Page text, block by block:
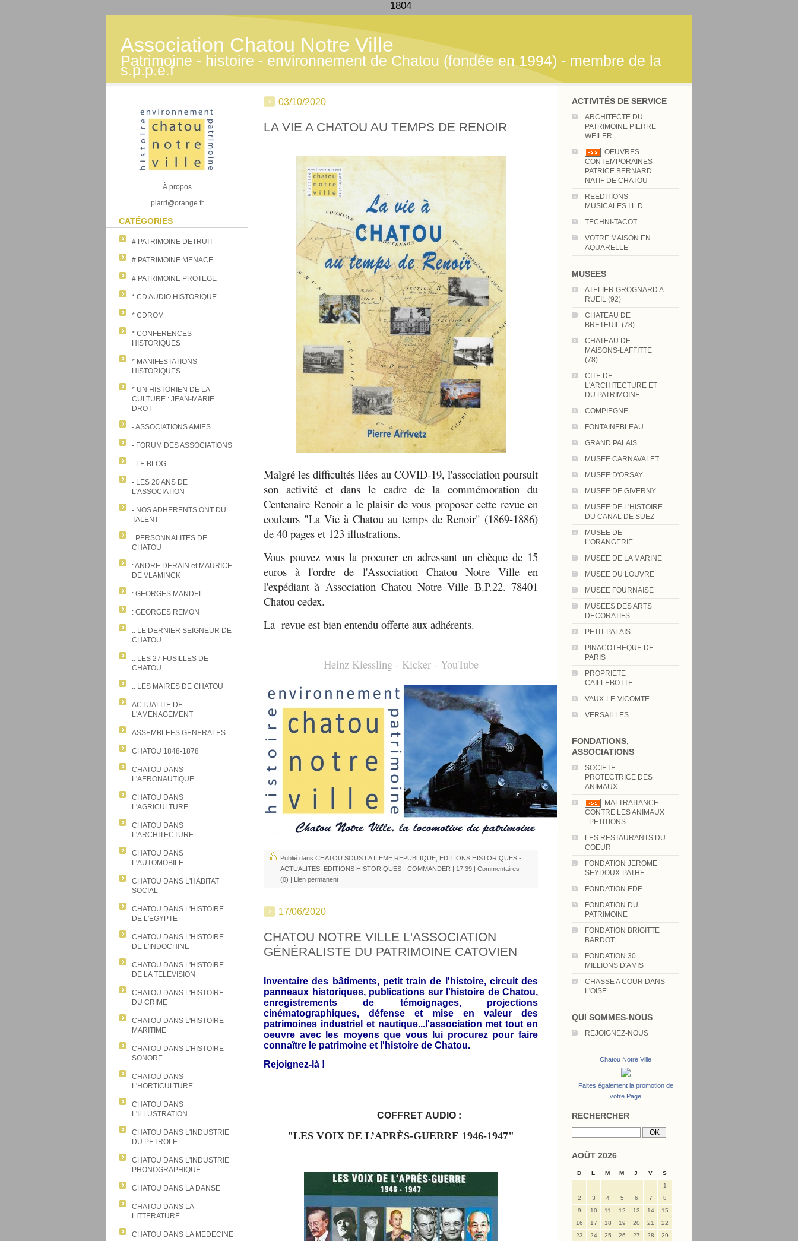
1804
Association Chatou Notre Ville
Patrimoine - histoire - environnement de Chatou (fondée en 1994) - membre de la
s.p.p.e.f
À propos
piarri@orange.fr
CATÉGORIES
# PATRIMOINE DETRUIT
# PATRIMOINE MENACE
# PATRIMOINE PROTEGE
* CD AUDIO HISTORIQUE
* CDROM
* CONFERENCES
HISTORIQUES
* MANIFESTATIONS
HISTORIQUES
* UN HISTORIEN DE LA
CULTURE : JEAN-MARIE
DROT
- ASSOCIATIONS AMIES
- FORUM DES ASSOCIATIONS
- LE BLOG
- LES 20 ANS DE
L'ASSOCIATION
- NOS ADHERENTS ONT DU
TALENT
. PERSONNALITES DE
CHATOU
: ANDRE DERAIN et MAURICE
DE VLAMINCK
: GEORGES MANDEL
: GEORGES REMON
:: LE DERNIER SEIGNEUR DE
CHATOU
:: LES 27 FUSILLES DE
CHATOU
:: LES MAIRES DE CHATOU
ACTUALITE DE
L'AMENAGEMENT
ASSEMBLEES GENERALES
CHATOU 1848-1878
CHATOU DANS
L'AERONAUTIQUE
CHATOU DANS
L'AGRICULTURE
CHATOU DANS
L'ARCHITECTURE
CHATOU DANS
L'AUTOMOBILE
CHATOU DANS L'HABITAT
SOCIAL
CHATOU DANS L'HISTOIRE
DE L'EGYPTE
CHATOU DANS L'HISTOIRE
DE L'INDOCHINE
CHATOU DANS L'HISTOIRE
DE LA TELEVISION
CHATOU DANS L'HISTOIRE
DU CRIME
CHATOU DANS L'HISTOIRE
MARITIME
CHATOU DANS L'HISTOIRE
SONORE
CHATOU DANS
L'HORTICULTURE
CHATOU DANS
L'ILLUSTRATION
CHATOU DANS L'INDUSTRIE
DU PETROLE
CHATOU DANS L'INDUSTRIE
PHONOGRAPHIQUE
CHATOU DANS LA DANSE
CHATOU DANS LA
LITTERATURE
CHATOU DANS LA MEDECINE
ACTIVITÉS DE SERVICE
ARCHITECTE DU
PATRIMOINE PIERRE
WEILER
OEUVRES
CONTEMPORAINES
PATRICE BERNARD
NATIF DE CHATOU
REEDITIONS
MUSICALES I.L.D.
TECHNI-TACOT
VOTRE MAISON EN
AQUARELLE
MUSEES
ATELIER GROGNARD A
RUEIL (92)
CHATEAU DE
BRETEUIL (78)
CHATEAU DE
MAISONS-LAFFITTE
(78)
CITE DE
L'ARCHITECTURE ET
DU PATRIMOINE
COMPIEGNE
FONTAINEBLEAU
GRAND PALAIS
MUSEE CARNAVALET
MUSEE D'ORSAY
MUSEE DE GIVERNY
MUSEE DE L'HISTOIRE
DU CANAL DE SUEZ
MUSEE DE
L'ORANGERIE
MUSEE DE LA MARINE
MUSEE DU LOUVRE
MUSEE FOURNAISE
MUSEES DES ARTS
DECORATIFS
PETIT PALAIS
PINACOTHEQUE DE
PARIS
PROPRIETE
CAILLEBOTTE
VAUX-LE-VICOMTE
VERSAILLES
FONDATIONS,
ASSOCIATIONS
SOCIETE
PROTECTRICE DES
ANIMAUX
MALTRAITANCE
CONTRE LES ANIMAUX
- PETITIONS
LES RESTAURANTS DU
COEUR
FONDATION JEROME
SEYDOUX-PATHE
FONDATION EDF
FONDATION DU
PATRIMOINE
FONDATION BRIGITTE
BARDOT
FONDATION 30
MILLIONS D'AMIS
CHASSE A COUR DANS
L'OISE
QUI SOMMES-NOUS
REJOIGNEZ-NOUS
Chatou Notre Ville
Faites également la promotion de
votre Page
RECHERCHER
AOÛT 2026
D L M M J V
S
1
2
3 4 5 6 7
8
9
10 11 12 13 14
15
16
17 18 19 20 21
22
23
24 25 26 27 28
29
03/10/2020
LA VIE A CHATOU AU TEMPS DE RENOIR
Malgré les difficultés liées au COVID-19, l'association poursuit
son activité et dans le cadre de la commémoration du
Centenaire Renoir a le plaisir de vous proposer cette revue en
couleurs "La Vie à Chatou au temps de Renoir" (1869-1886)
de 40 pages et 123 illustrations.
Vous pouvez vous la procurer en adressant un chèque de 15
euros à l'ordre de l'Association Chatou Notre Ville en
l'expédiant à Association Chatou Notre Ville B.P.22. 78401
Chatou cedex.
La revue est bien entendu offerte aux adhérents.
Heinz Kiessling - Kicker - YouTube
Publié dans CHATOU SOUS LA IIIEME REPUBLIQUE EDITIONS HISTORIQUES -
ACTUALITES EDITIONS HISTORIQUES - COMMANDER | 17:39 | Commentaires
(0) | Lien permanent
17/06/2020
CHATOU NOTRE VILLE L'ASSOCIATION
GÉNÉRALISTE DU PATRIMOINE CATOVIEN
nventaire des bâtiments, petit train de l'histoire, circuit des
panneaux historiques, publications sur l'histoire de Chatou,
enregistrements de témoignages, projections
cinématographiques, défense et mise en valeur des
patrimoines industriel et nautique...l'association met tout en
oeuvre avec les moyens que vous lui procurez pour faire
connaître le patrimoine et l'histoire de Chatou.
Rejoignez-là !
COFFRET AUDIO :
"LES VOIX DE L’APRÈS-GUERRE 1946-1947"